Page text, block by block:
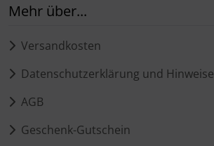
Mehr über...
Versandkosten
Datenschutzerklärung und Hinweise
AGB
Geschenk-Gutschein